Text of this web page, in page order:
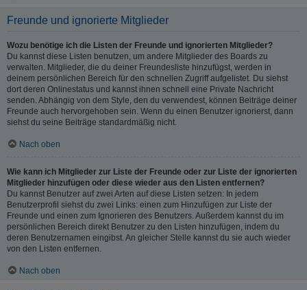
Freunde und ignorierte Mitglieder
Wozu benötige ich die Listen der Freunde und ignorierten Mitglieder?
Du kannst diese Listen benutzen, um andere Mitglieder des Boards zu
verwalten. Mitglieder, die du deiner Freundesliste hinzufügst, werden in
deinem persönlichen Bereich für den schnellen Zugriff aufgelistet. Du siehst
dort deren Onlinestatus und kannst ihnen schnell eine Private Nachricht
senden. Abhängig von dem Style, den du verwendest, können Beiträge deiner
Freunde auch hervorgehoben sein. Wenn du einen Benutzer ignorierst, dann
siehst du seine Beiträge standardmäßig nicht.
Nach oben
Wie kann ich Mitglieder zur Liste der Freunde oder zur Liste der ignorierten
Mitglieder hinzufügen oder diese wieder aus den Listen entfernen?
Du kannst Benutzer auf zwei Arten auf diese Listen setzen: In jedem
Benutzerprofil siehst du zwei Links: einen zum Hinzufügen zur Liste der
Freunde und einen zum Ignorieren des Benutzers. Außerdem kannst du im
persönlichen Bereich direkt Benutzer zu den Listen hinzufügen, indem du
deren Benutzernamen eingibst. An gleicher Stelle kannst du sie auch wieder
von den Listen entfernen.
Nach oben